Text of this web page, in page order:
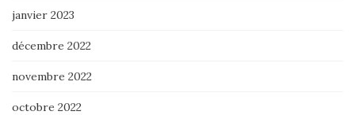
janvier 2023
décembre 2022
novembre 2022
octobre 2022